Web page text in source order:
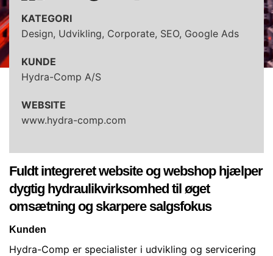
KATEGORI
Design, Udvikling, Corporate, SEO, Google Ads
KUNDE
Hydra-Comp A/S
WEBSITE
www.hydra-comp.com
Fuldt integreret website og webshop hjælper
dygtig hydraulikvirksomhed til øget
omsætning og skarpere salgsfokus
Kunden
Hydra-Comp er specialister i udvikling og servicering